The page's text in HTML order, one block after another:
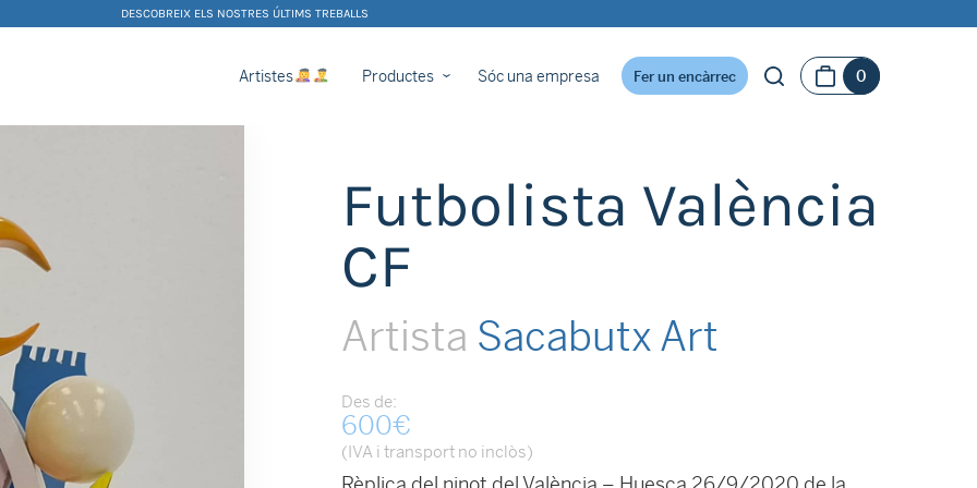
DESCOBREIX ELS NOSTRES ÚLTIMS TREBALLS
Artistes Productes Sóc una empresa Fer un encàrrec 0
Futbolista València
CF
Artista Sacabutx Art
Des de:
600€
(IVA i transport no inclòs)